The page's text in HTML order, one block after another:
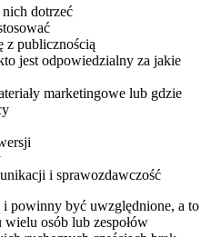
dotrzeć
z publicznością
jest odpowiedzialny za jakie
marketingowe lub gdzie
i sprawozdawczość
powinny być uwzględnione, a to
osób lub zespołów